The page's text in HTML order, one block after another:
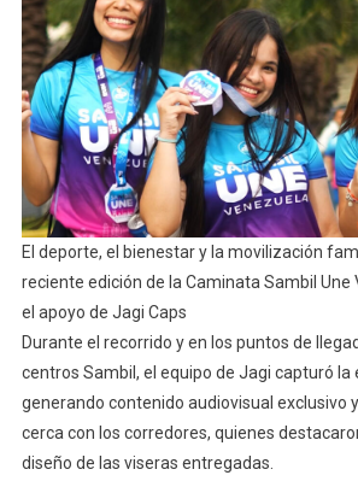
El deporte, el bienestar y la movilización
reciente edición de la Caminata Sambil Une
el apoyo de Jagi Caps
Durante el recorrido y en los puntos de
centros Sambil, el equipo de Jagi capturó la
generando contenido audiovisual exclusivo
cerca con los corredores, quienes
diseño de las viseras entregadas.